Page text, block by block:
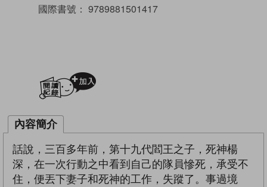
國際書號： 9789881501417
內容簡介
話說，三百多年前，第十九代閻王之子，死神楊
深，在一次行動之中看到自己的隊員慘死，承受不
住，便丟下妻子和死神的工作，失蹤了。事過境